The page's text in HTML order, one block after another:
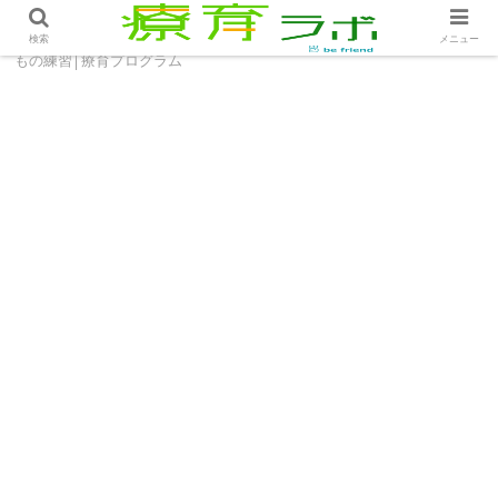
ホーム 療育プログラム
駄菓子屋さんごっこでお買い
もの練習│療育プログラム
検索 メニュー